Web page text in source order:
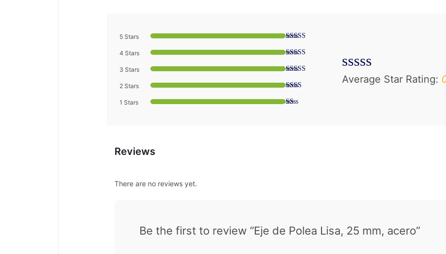
5 Stars
4 Stars
3 Stars
2 Stars
1 Stars
Average Star Rating:
Reviews
There are no reviews yet.
Be the first to review “Eje de Polea Lisa, 25 mm, acero”